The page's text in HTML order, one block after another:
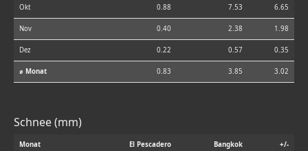
Okt 0.88 7.53 6.65
Nov 0.40 2.38 1.98
Dez 0.22 0.57 0.35
⌀ Monat 0.83 3.85 3.02
Schnee (mm)
Monat El Pescadero Bangkok +/-